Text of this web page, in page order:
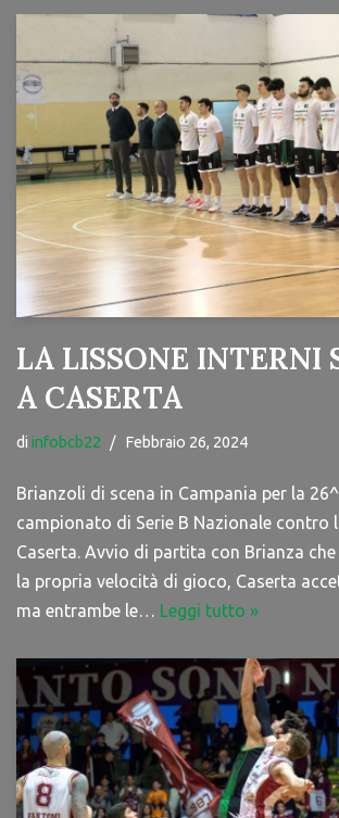
LA LISSONE INTERNI
A CASERTA
di infobcb22 Febbraio 26, 2024
Brianzoli di scena in Campania per la
campionato di Serie B Nazionale contro
Caserta. Avvio di partita con Brianza
la propria velocità di gioco, Caserta
ma entrambe le… Leggi tutto »